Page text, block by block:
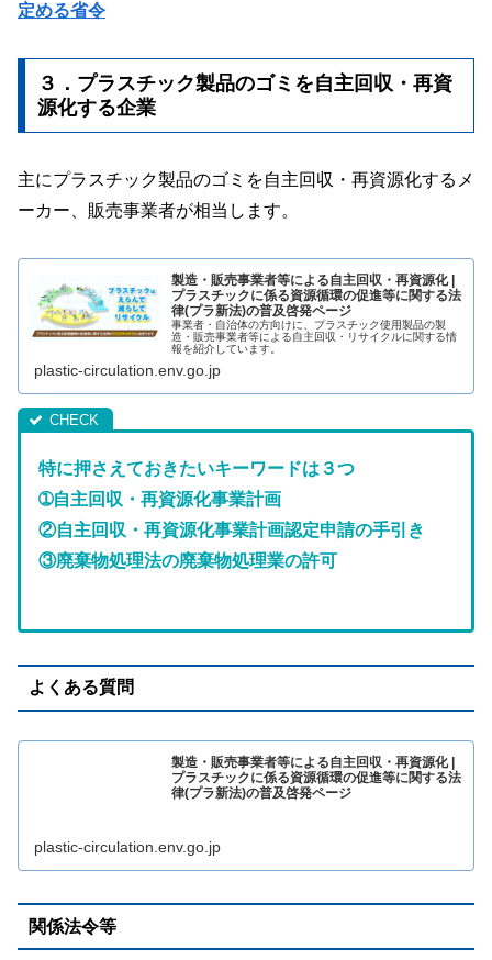
定める省令
３．プラスチック製品のゴミを自主回収・再資
源化する企業
主にプラスチック製品のゴミを自主回収・再資源化するメ
ーカー、販売事業者が相当します。
製造・販売事業者等による自主回収・再資源化 |
プラスチックに係る資源循環の促進等に関する法
律(プラ新法)の普及啓発ページ
事業者・自治体の方向けに、プラスチック使用製品の製
造・販売事業者等による自主回収・リサイクルに関する情
報を紹介しています。
plastic-circulation.env.go.jp
特に押さえておきたいキーワードは３つ
➀自主回収・再資源化事業計画
②自主回収・再資源化事業計画認定申請の手引き
③廃棄物処理法の廃棄物処理業の許可
よくある質問
製造・販売事業者等による自主回収・再資源化 |
プラスチックに係る資源循環の促進等に関する法
律(プラ新法)の普及啓発ページ
plastic-circulation.env.go.jp
関係法令等